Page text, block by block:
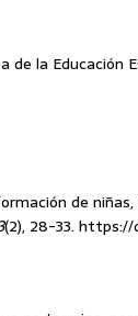
de la Educación
de
(2), 28-33. https://